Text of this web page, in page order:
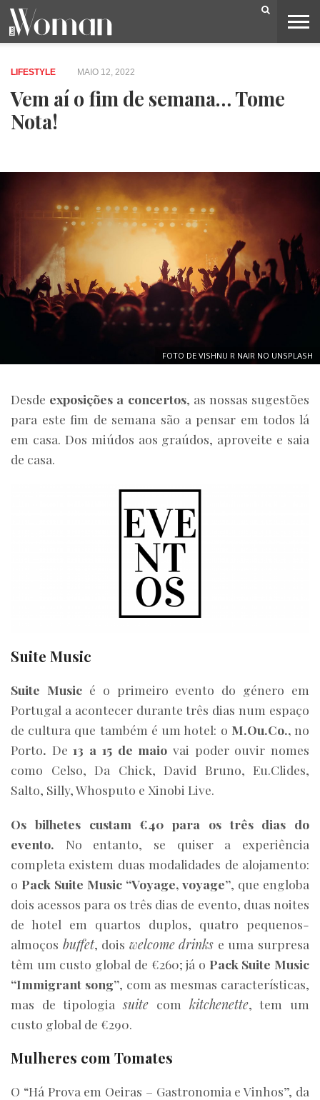
BELEZA
CAPA
LIFESTYLE
MODA
OPINIÃO
PESSOAS
SOCIEDADE
VIDEOS
LIFESTYLE MAIO 12, 2022
Vem aí o fim de semana… Tome
Nota!
FOTO DE VISHNU R NAIR NO UNSPLASH
Desde exposições a concertos, as nossas sugestões
para este fim de semana são a pensar em todos lá
em casa. Dos miúdos aos graúdos, aproveite e saia
de casa.
Suite Music
Suite Musicé o primeiro evento do género em
Portugal a acontecer durante três dias num espaço
de cultura que também é um hotel: o M.Ou.Co.,no
Porto. De13 a 15 de maio vai poder ouvir nomes
como Celso, Da Chick, David Bruno, Eu.Clides,
Salto, Silly, Whosputo e Xinobi Live.
Os bilhetes custam €40 para os três dias do
evento. No entanto, se quiser a experiência
completa existem duas modalidades de alojamento:
o Pack Suite Music “Voyage, voyage”, que engloba
dois acessos para os três dias de evento, duas noites
de hotel em quartos duplos, quatro pequenos-
almoços buffet, dois welcome drinks e uma surpresa
têm um custo global de €260; já o Pack Suite Music
“Immigrant song”, com as mesmas características,
mas de tipologiasuite com kitchenette, tem um
custo global de €290.
Mulheres com Tomates
O “Há Prova em Oeiras – Gastronomia e Vinhos”, da